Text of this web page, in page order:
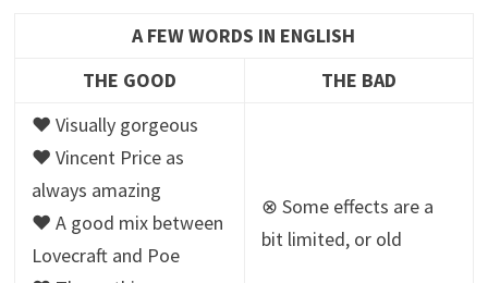
A FEW WORDS IN ENGLISH
THE GOOD
THE BAD
♥ Visually gorgeous
♥ Vincent Price as
always amazing
♥ A good mix between
Lovecraft and Poe
⊗ Some effects are a
bit limited, or old